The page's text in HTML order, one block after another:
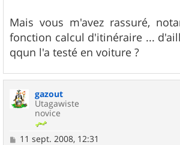
Mais vous m'avez rassuré,
fonction calcul d'itinéraire ...
qqun l'a testé en voiture ?
gazout
Utagawiste
novice
M11 sept. 2008, 12:31